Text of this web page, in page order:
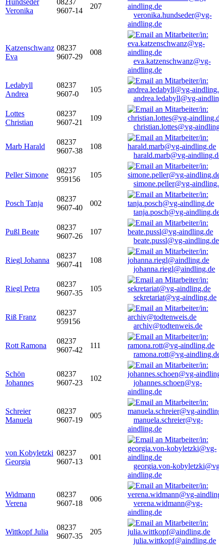
Hundseder
Veronika
08237
9607-14
207
veronika.hundseder@vg-
aindling.de
Katzenschwanz
Eva
08237
9607-29
008
eva.katzenschwanz@vg-
aindling.de
Ledabyll
Andrea
08237
9607-0
105
andrea.ledabyll@vg-
Lottes
Christian
08237
9607-21
109
christian.lottes@vg-
Marb Harald
08237
9607-38
108
harald.marb@vg-
Peller Simone
08237
959156
105
simone.peller@vg-
Posch Tanja
08237
9607-40
002
tanja.posch@vg-
Pußl Beate
08237
9607-26
107
beate.pussl@vg-aindling.de
Riegl Johanna
08237
9607-41
108
johanna.riegl@aindling.de
Riegl Petra
08237
9607-35
105
sekretariat@vg-aindling.de
Riß Franz
08237
959156
archiv@todtenweis.de
Rott Ramona
08237
9607-42
111
ramona.rott@vg-
Schön
Johannes
08237
9607-23
102
johannes.schoen@vg-
aindling.de
Schreier
Manuela
08237
9607-19
005
manuela.schreier@vg-
aindling.de
von Kobyletzki
Georgia
08237
9607-13
001
georgia.von-
aindling.de
Widmann
Verena
08237
9607-18
006
verena.widmann@vg-
aindling.de
Wittkopf Julia
08237
9607-35
205
julia.wittkopf@aindling.de